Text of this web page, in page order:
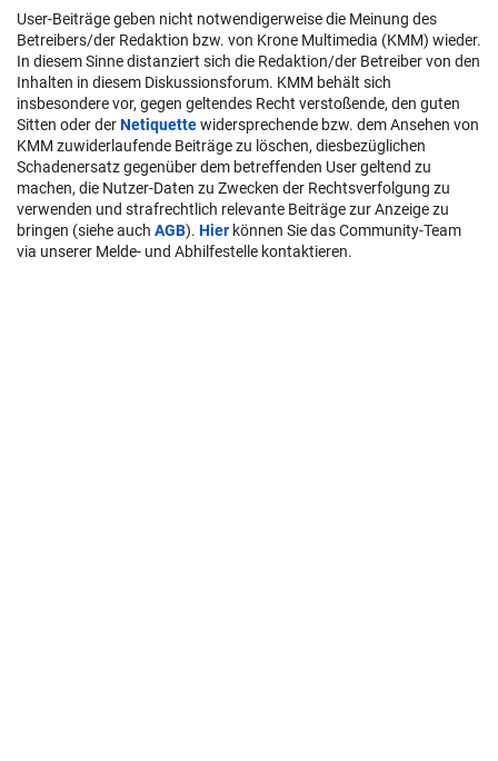
User-Beiträge geben nicht notwendigerweise die Meinung des
Betreibers/der Redaktion bzw. von Krone Multimedia (KMM) wieder.
In diesem Sinne distanziert sich die Redaktion/der Betreiber von den
Inhalten in diesem Diskussionsforum. KMM behält sich
insbesondere vor, gegen geltendes Recht verstoßende, den guten
Sitten oder derNetiquettewidersprechende bzw. dem Ansehen von
KMM zuwiderlaufende Beiträge zu löschen, diesbezüglichen
Schadenersatz gegenüber dem betreffenden User geltend zu
machen, die Nutzer-Daten zu Zwecken der Rechtsverfolgung zu
verwenden und strafrechtlich relevante Beiträge zur Anzeige zu
bringen (siehe auch AGB). Hier können Sie das Community-Team
via unserer Melde- und Abhilfestelle kontaktieren.